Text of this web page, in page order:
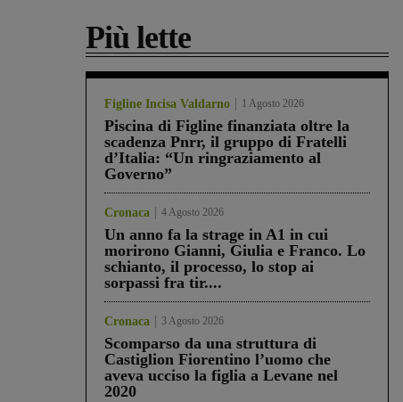
Più lette
Figline Incisa Valdarno 1 Agosto 2026
Piscina di Figline finanziata oltre la
scadenza Pnrr, il gruppo di Fratelli
d’Italia: “Un ringraziamento al
Governo”
Cronaca 4 Agosto 2026
Un anno fa la strage in A1 in cui
morirono Gianni, Giulia e Franco. Lo
schianto, il processo, lo stop ai
sorpassi fra tir....
Cronaca 3 Agosto 2026
Scomparso da una struttura di
Castiglion Fiorentino l’uomo che
aveva ucciso la figlia a Levane nel
2020